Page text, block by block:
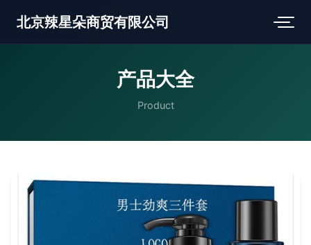
北京辣星朵商贸有限公司
产品大全
Product